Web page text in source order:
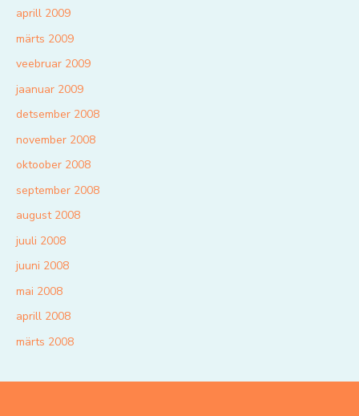
aprill 2009
märts 2009
veebruar 2009
jaanuar 2009
detsember 2008
november 2008
oktoober 2008
september 2008
august 2008
juuli 2008
juuni 2008
mai 2008
aprill 2008
märts 2008